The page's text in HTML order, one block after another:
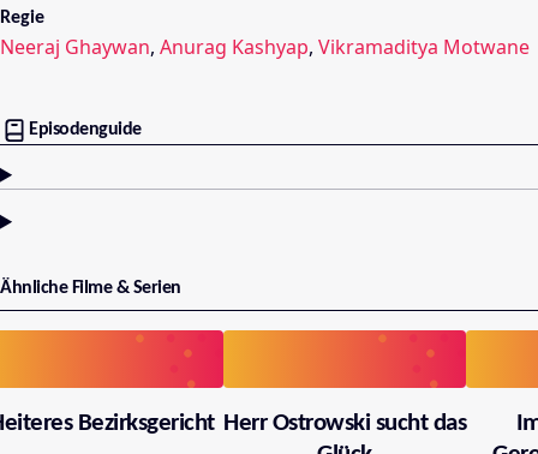
Regie
Neeraj Ghaywan, Anurag Kashyap, Vikramaditya Motwane
Episodenguide
Ähnliche Filme & Serien
Bezirksgericht Herr Ostrowski sucht das